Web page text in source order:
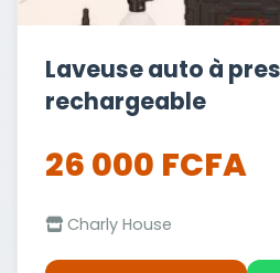
Laveuse auto à
rechargeable
26 000 FCFA
Charly House